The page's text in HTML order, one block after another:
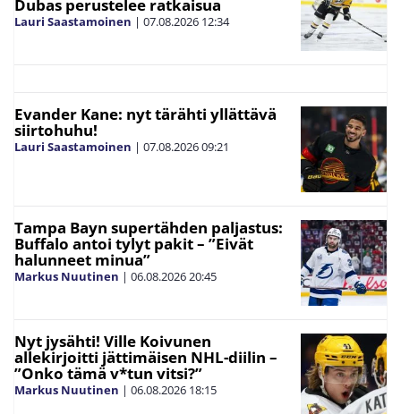
Dubas perustelee ratkaisua
Lauri Saastamoinen | 07.08.2026 12:34
Evander Kane: nyt tärähti yllättävä
siirtohuhu!
Lauri Saastamoinen | 07.08.202609:21
Tampa Bayn supertähden paljastus:
Buffalo antoi tylyt pakit – ”Eivät
halunneet minua”
Markus Nuutinen | 06.08.202620:45
Nyt jysähti! Ville Koivunen
allekirjoitti jättimäisen NHL-diilin –
”Onko tämä v*tun vitsi?”
Markus Nuutinen | 06.08.2026 18:15